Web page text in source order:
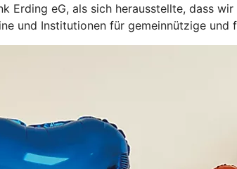
Erding eG, als sich herausstellte, dass
und Institutionen für gemeinnützige